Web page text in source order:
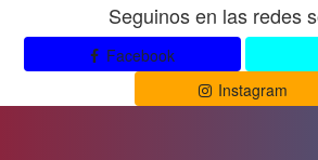
Seguinos en las redes
Facebook
Instagram